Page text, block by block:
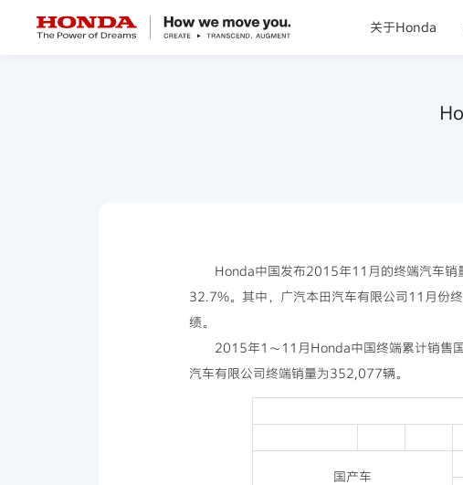
关于Honda
Honda中国发布2015年11月的终端汽车销
32.7%。其中，广汽本田汽车有限公司11月份
绩。
2015年1～11月Honda中国终端累计销售
汽车有限公司终端销量为352,077辆。
国产车